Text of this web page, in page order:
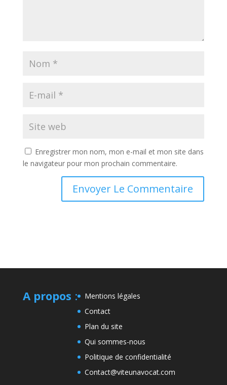
Enregistrer mon nom, mon e-mail et mon site dans
le navigateur pour mon prochain commentaire.
A propos :
Mentions légales
Contact
Plan du site
Qui sommes-nous
Politique de confidentialité
Contact@viteunavocat.com